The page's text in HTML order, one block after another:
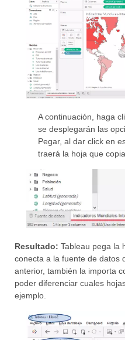
A continuación, haga
se desplegarán las
Pegar, al dar click en
traerá la hoja que
Resultado: Tableau pega la
conecta a la fuente de datos
anterior, también la importa
poder diferenciar cuales
ejemplo.